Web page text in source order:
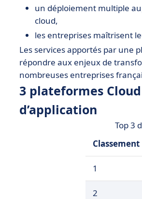
un déploiement multiple
cloud,
les entreprises maîtrisent
Les services apportés par une
répondre aux enjeux de
nombreuses entreprises
3 plateformes
d’application
Top 3
Classement
1
2